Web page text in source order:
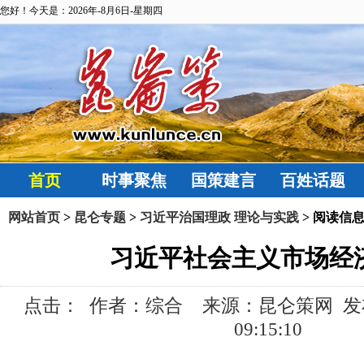
您好！今天是：2026年-8月6日-星期四
首页 时事聚焦 国策建言 百姓话题
网站首页 > 昆仑专题 > 习近平治国理政 理论与实践 > 阅读信息
习近平社会主义市场经
点击：
作者：综合 来源：昆仑策网 发
09:15:10